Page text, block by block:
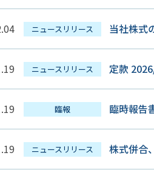
ニュースリリース 当社株式
ニュースリリース 定款
臨報 臨時報告
ニュースリリース 株式併合